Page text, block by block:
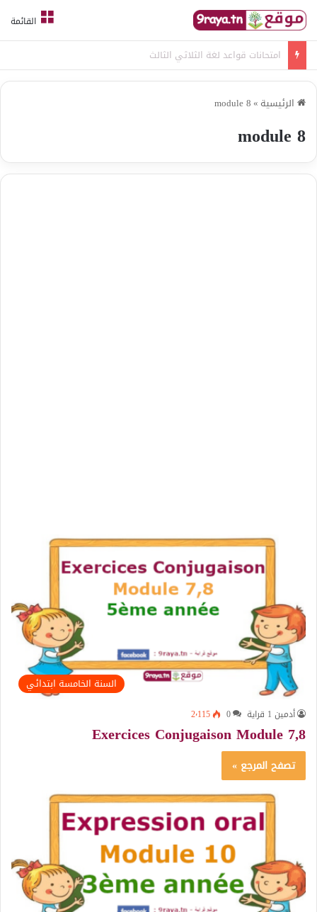
القائمة
امتحانات قواعد لغة الثلاثي الثالث
الرئيسية »
module 8
module 8
السنة الخامسة ابتدائي
أدمين 1 قراية 0 2٬115
Exercices Conjugaison Module 7,8
تصفح المرجع »